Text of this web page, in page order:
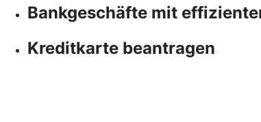
Bankgeschäfte mit
Kreditkarte beantragen